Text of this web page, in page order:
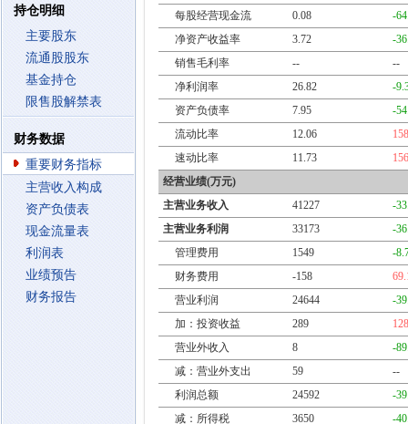
持仓明细
主要股东
流通股股东
基金持仓
限售股解禁表
财务数据
重要财务指标
主营收入构成
资产负债表
现金流量表
利润表
业绩预告
财务报告
每股经营现金流
0.08
-
净资产收益率
3.72
-
销售毛利率
--
--
净利润率
26.82
-
资产负债率
7.95
-
流动比率
12.06
速动比率
11.73
经营业绩(万元)
主营业务收入
41227
-
主营业务利润
33173
-
管理费用
1549
-
财务费用
-158
营业利润
24644
-
加：投资收益
289
营业外收入
8
-
减：营业外支出
59
--
利润总额
24592
-
减：所得税
3650
-